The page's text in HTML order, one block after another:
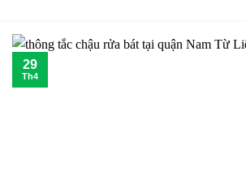
29
Th4